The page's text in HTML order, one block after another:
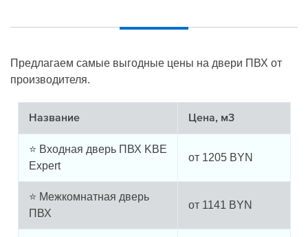
Предлагаем самые выгодные цены на двери ПВХ от
производителя.
Название Цена, м3
⭐ Входная дверь ПВХ KBE
Expert
от 1205 BYN
⭐ Межкомнатная дверь
ПВХ
от 1141 BYN